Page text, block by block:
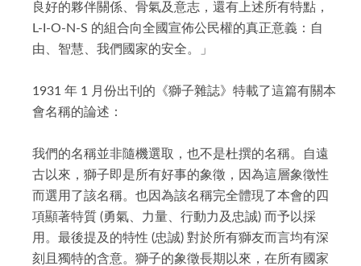
良好的夥伴關係、骨氣及意志，還有上述所有特點，
L-I-O-N-S 的組合向全國宣佈公民權的真正意義：自
由、智慧、我們國家的安全。」
1931 年 1 月份出刊的《獅子雜誌》特載了這篇有關本
會名稱的論述：
我們的名稱並非隨機選取，也不是杜撰的名稱。自遠
古以來，獅子即是所有好事的象徵，因為這層象徵性
而選用了該名稱。也因為該名稱完全體現了本會的四
項顯著特質 (勇氣、力量、行動力及忠誠) 而予以採
用。最後提及的特性 (忠誠) 對於所有獅友而言均有深
刻且獨特的含意。獅子的象徵長期以來，在所有國家